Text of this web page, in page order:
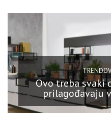
Ovo treba svaki
prilagođavaju